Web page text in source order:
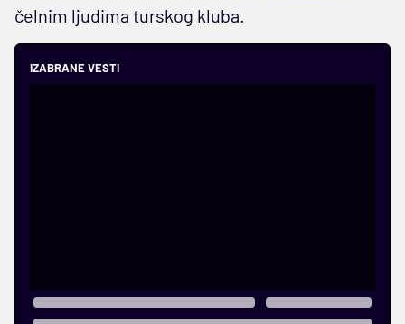
čelnim ljudima turskog kluba.
IZABRANE VESTI